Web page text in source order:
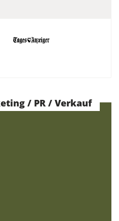
/ PR / Verkauf